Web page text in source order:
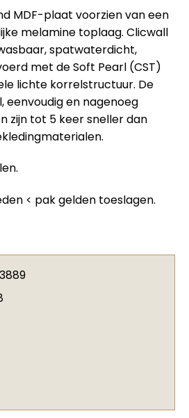
MDF-plaat voorzien van een
melamine toplaag. Clicwall
spatwaterdicht,
met de Soft Pearl (CST)
lichte korrelstructuur. De
eenvoudig en nagenoeg
zijn tot 5 keer sneller dan
< pak gelden toeslagen.